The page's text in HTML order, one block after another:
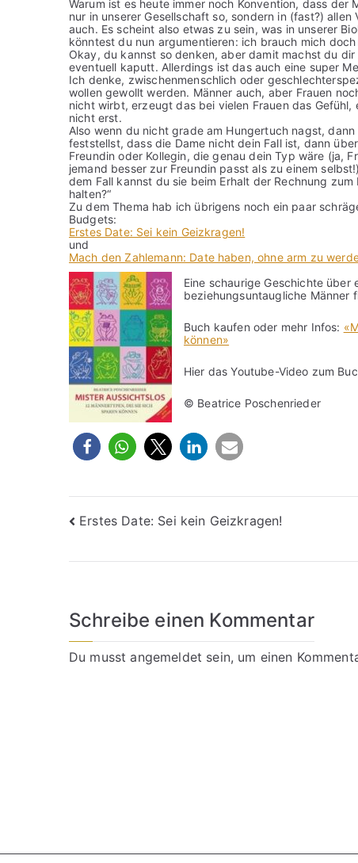
Warum ist es heute immer noch Konvention, dass
nur in unserer Gesellschaft so, sondern in (fast?)
auch. Es scheint also etwas zu sein, was in unserer
könntest du nun argumentieren: ich brauch mich
Okay, du kannst so denken, aber damit machst du
eventuell kaputt. Allerdings ist das auch eine super
Ich denke, zwischenmenschlich oder
wollen gewollt werden. Männer auch, aber Frauen
nicht wirbt, erzeugt das bei vielen Frauen das
nicht erst.
Also wenn du nicht grade am Hungertuch nagst,
feststellst, dass die Dame nicht dein Fall ist, dann
Freundin oder Kollegin, die genau dein Typ wäre (ja,
jemand besser zur Freundin passt als zu einem
dem Fall kannst du sie beim Erhalt der Rechnung
halten?“
Zu dem Thema hab ich übrigens noch ein paar
Budgets:
Erstes Date: Sei kein Geizkragen!
und
Mach den Zahlemann: Date haben, ohne arm zu
Eine schaurige Geschichte
beziehungsuntaugliche Männer
Buch kaufen oder mehr Infos:
können»
Hier das Youtube-Video zum
© Beatrice Poschenrieder
Beitragsnavigation
Erstes Date: Sei kein Geizkragen!
Schreibe einen Kommentar
Du musstangemeldet sein, um einen